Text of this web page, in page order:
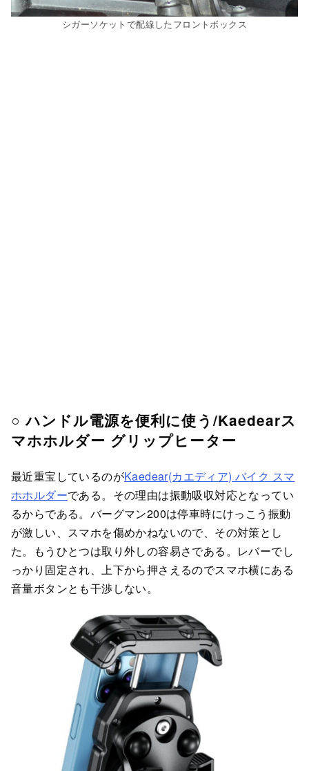
シガーソケットで配線したフロントボックス
○ ハンドル電源を便利に使う/Kaedearス
マホホルダー グリップヒーター
最近重宝しているのがKaedear(カエディア) バイク スマ
ホホルダーである。その理由は振動吸収対応となってい
るからである。バーグマン200は停車時にけっこう振動
が激しい、スマホを傷めかねないので、その対策とし
た。もうひとつは取り外しの容易さである。レバーでし
っかり固定され、上下から押さえるのでスマホ横にある
音量ボタンとも干渉しない。